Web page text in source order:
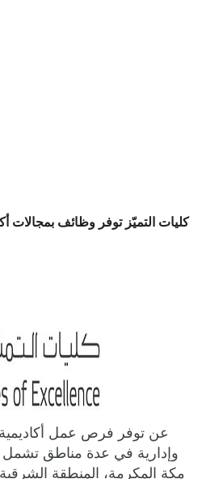
كليات التميّز توفر وظائف بمجالات
وإدارية في عدة مناطق تشمل
مكة المكرمة، المنطقة